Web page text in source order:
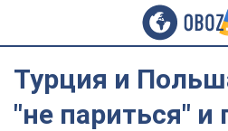
Турция и
"не париться" и